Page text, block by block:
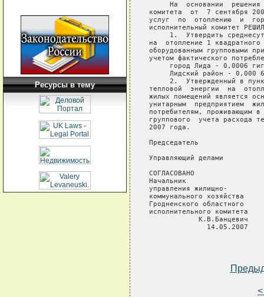
Ресурсы в тему
На  основании
комитета  от  7 сентября
услуг  по  отоплению  и
исполнительный комитет
1.  Утвердить
на  отопление 1
оборудованным групповыми
учетом фактического
город Лида - 0,0006
Лидский район - 0,000
2.  Утвержденный в
тепловой  энергии  на
жилых помещений является
унитарным  предприятием
потребителям, проживающим
группового  учета расхода
2007 года.
Председатель
Управляющий делами
Начальник
управления жилищно-
коммунального хозяйства
Гродненского областного
исполнительного комитета
            К.В.Банцевич
              14.05.2007